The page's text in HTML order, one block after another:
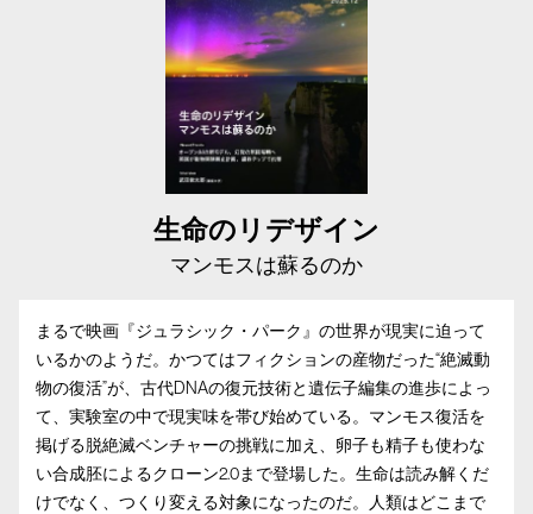
生命のリデザイン
マンモスは蘇るのか
まるで映画『ジュラシック・パーク』の世界が現実に迫って
いるかのようだ。かつてはフィクションの産物だった“絶滅動
物の復活”が、古代DNAの復元技術と遺伝子編集の進歩によっ
て、実験室の中で現実味を帯び始めている。マンモス復活を
掲げる脱絶滅ベンチャーの挑戦に加え、卵子も精子も使わな
い合成胚によるクローン2.0まで登場した。生命は読み解くだ
けでなく、つくり変える対象になったのだ。人類はどこまで